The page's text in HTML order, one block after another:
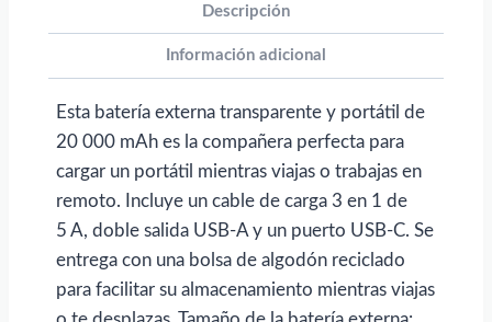
logo
Descripción
Información adicional
Esta batería externa transparente y portátil de
20 000 mAh es la compañera perfecta para
cargar un portátil mientras viajas o trabajas en
remoto. Incluye un cable de carga 3 en 1 de
5 A, doble salida USB-A y un puerto USB-C. Se
entrega con una bolsa de algodón reciclado
para facilitar su almacenamiento mientras viajas